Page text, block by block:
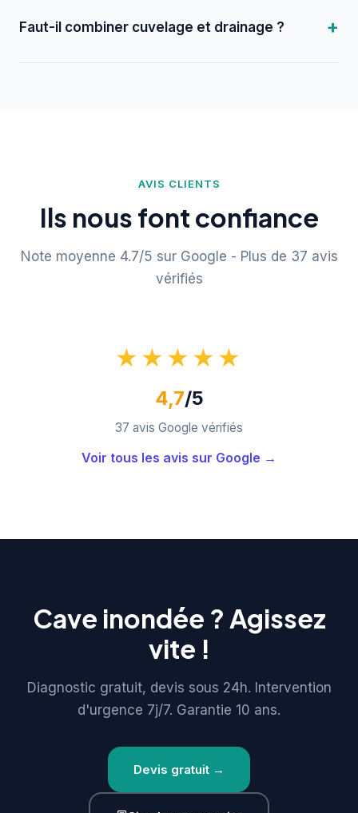
Faut-il combiner cuvelage et drainage ?
AVIS CLIENTS
Ils nous font confiance
Note moyenne 4.7/5 sur Google - Plus de 37 avis
vérifiés
★★★★★
4,7/5
37 avis Google vérifiés
Voir tous les avis sur Google →
Cave inondée ? Agissez
vite !
Diagnostic gratuit, devis sous 24h. Intervention
d'urgence 7j/7. Garantie 10 ans.
Devis gratuit →